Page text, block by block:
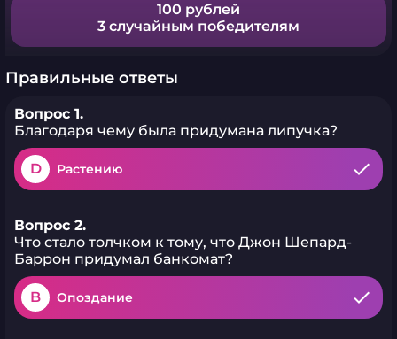
100 рублей
3 случайным победителям
Правильные ответы
Вопрос 1.
Благодаря чему была придумана липучка?
D Растению
Вопрос 2.
Что стало толчком к тому, что Джон Шепард-
Баррон придумал банкомат?
B Опоздание